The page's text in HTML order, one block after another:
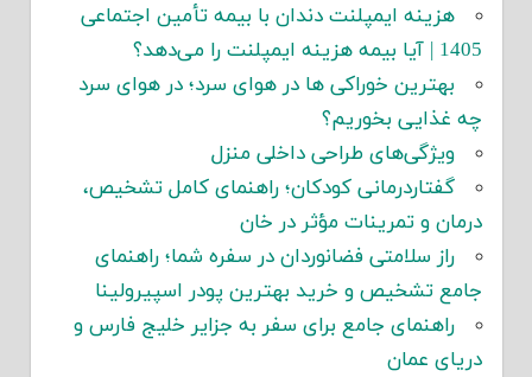
هزینه ایمپلنت دندان با بیمه تأمین اجتماعی
1405 | آیا بیمه هزینه ایمپلنت را می‌دهد؟
بهترین خوراکی ها در هوای سرد؛ در هوای سرد
چه غذایی بخوریم؟
ویژگی‌های طراحی داخلی منزل
گفتاردرمانی کودکان؛ راهنمای کامل تشخیص،
درمان و تمرینات مؤثر در خان
راز سلامتی فضانوردان در سفره شما؛ راهنمای
جامع تشخیص و خرید بهترین پودر اسپیرولینا
راهنمای جامع برای سفر به جزایر خلیج فارس و
دریای عمان